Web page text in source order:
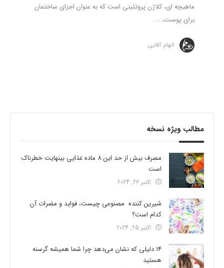
ماهیچه ای، کلاژن پروتئینی است که به عنوان اجزای ساختمان
برای پوست، ...
الهام آقایی
مطالب ویژه نسخه
مصرف بیش از حد این 8 ماده غذایی بینهایت خطرناک
است
اکتبر 26, 2024
شیرین کننده مصنوعی چیست، فواید و مضرات آن
کدام است؟
اکتبر 25, 2024
14 دلیلی که نشان می‌دهد چرا شما همیشه گرسنه
هستید